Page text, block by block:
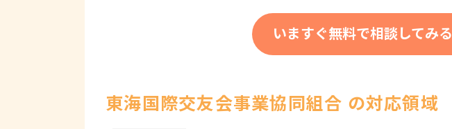
いますぐ無料で相談してみる
東海国際交友会事業協同組合 の対応領域